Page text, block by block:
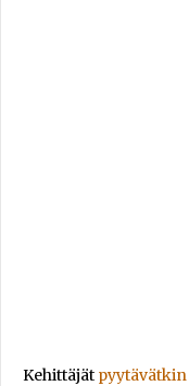
Kehittäjät pyytävätkin